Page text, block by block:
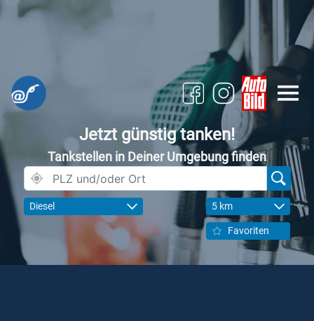
Jetzt günstig tanken!
Tankstellen in Deiner Umgebung finden
Diesel 5 km
Favoriten